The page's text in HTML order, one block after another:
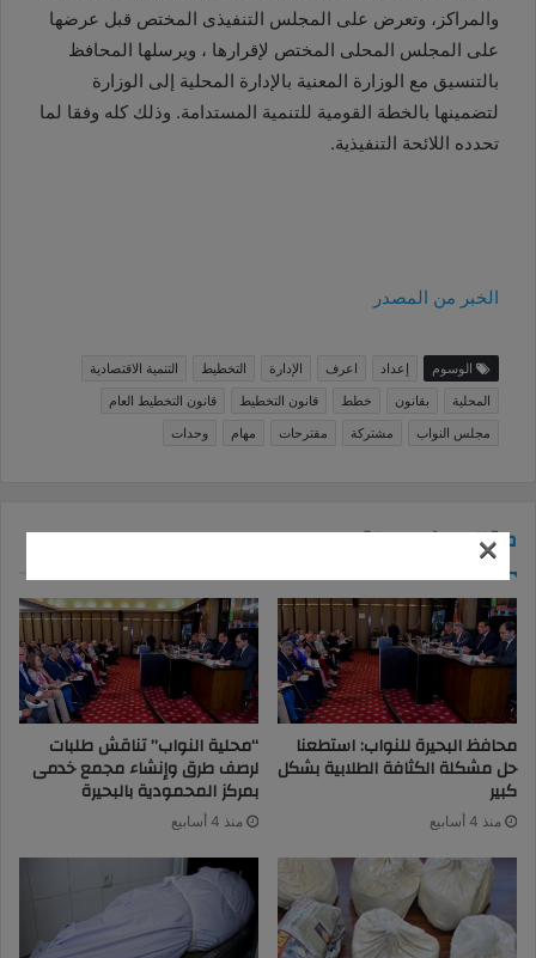
والمراكز، وتعرض على المجلس التنفيذى المختص قبل عرضها
على المجلس المحلى المختص لإقرارها ، ويرسلها المحافظ
بالتنسيق مع الوزارة المعنية بالإدارة المحلية إلى الوزارة
لتضمينها بالخطة القومية للتنمية المستدامة. وذلك كله وفقا لما
تحدده اللائحة التنفيذية.
الخبر من المصدر
الوسوم إعداد اعرف الإدارة التخطيط
التنمية الاقتصادية
المحلية
بقانون خطط قانون التخطيط
قانون التخطيط العام
مجلس النواب
مشتركة مقترحات مهام وحدات
مقالات ذات صلة
محافظ البحيرة للنواب: استطعنا
حل مشكلة الكثافة الطلابية بشكل
كبير
منذ 4 أسابيع
“محلية النواب” تناقش طلبات
لرصف طرق وإنشاء مجمع خدمى
بمركز المحمودية بالبحيرة
منذ 4 أسابيع
×